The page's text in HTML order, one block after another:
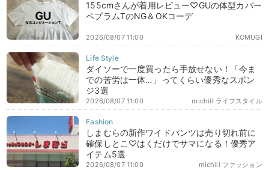
155cmさんが着用レビュー♡GUの体型カバー
ペプラムTのNG＆OKコーデ
KOMUGI
2026/08/07 11:00
ダイソーで一度買ったら手放せない！「今ま
での苦労は一体…」ってくらい優秀なスポン
ジ3選
michill ライフスタイル
2026/08/07 11:00
しまむらの新作ワイドパンツは売り切れ前に
確保しとこ♡はくだけでサマになる！優秀ア
イテム5選
michill ファッション
2026/08/07 11:00